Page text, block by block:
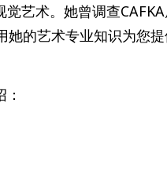
艺术。她曾调查
的艺术专业知识为您